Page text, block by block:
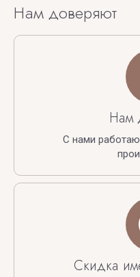
Нам доверяют
Нам
С нами
Скидка